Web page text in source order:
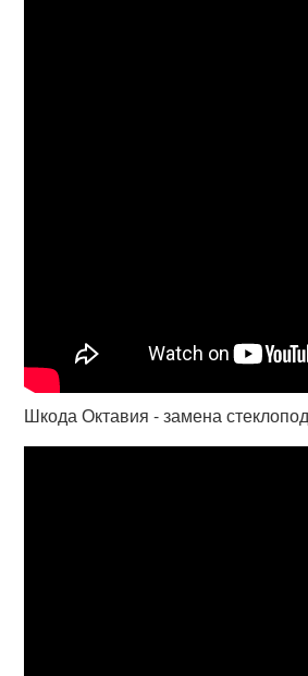
Шкода Октавия - замена